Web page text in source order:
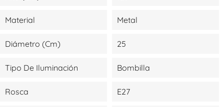
Material Metal
Diámetro (cm) 25
Tipo De Iluminación Bombilla
Rosca E27